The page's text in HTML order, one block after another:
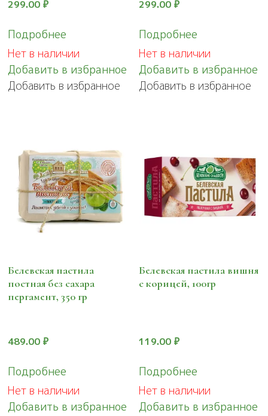
299.00 ₽
Подробнее
Нет в наличии
Добавить в избранное
Добавить в избранное
299.00₽
Подробнее
Нет в наличии
Добавить в избранное
Добавить в избранное
Белевская пастила
постная без сахара
пергамент, 350 гр
489.00 ₽
Подробнее
Нет в наличии
Добавить в избранное
Белевская пастила вишня
с корицей, 100гр
119.00₽
Подробнее
Нет в наличии
Добавить в избранное